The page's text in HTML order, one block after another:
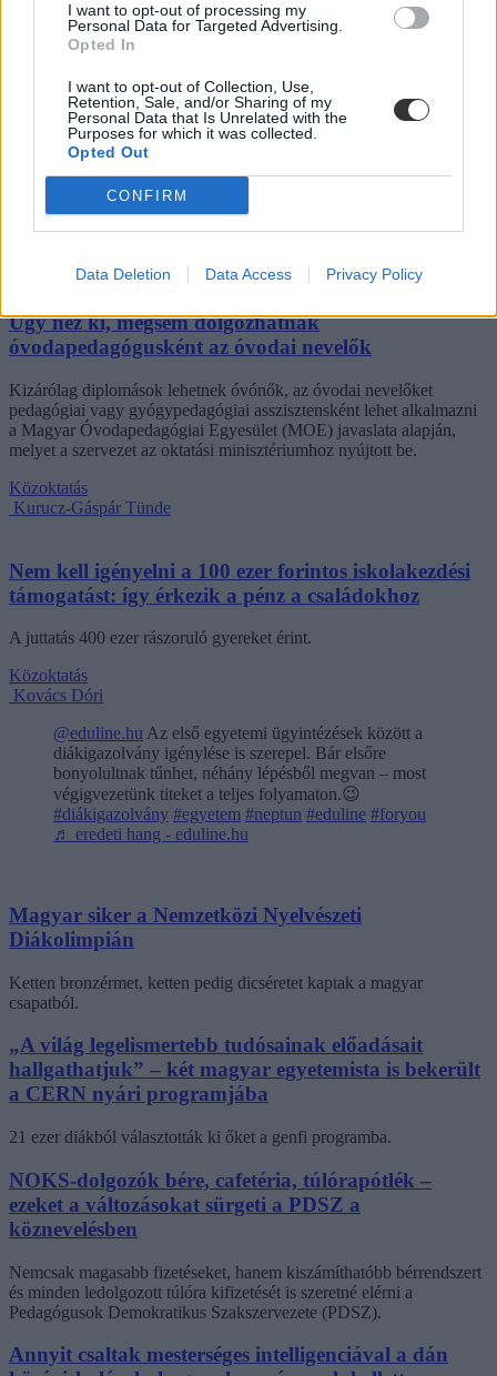
I want to opt-out of processing my
Personal Data for Targeted Advertising.
Opted In
I want to opt-out of Collection, Use,
Retention, Sale, and/or Sharing of my
Personal Data that Is Unrelated with the
Purposes for which it was collected.
Opted Out
CONFIRM
Data Deletion Data Access Privacy Policy
Lannert Judit: Rugalmasabb napkezdés, hosszabb
szünetek és több mozgás jöhet az alsó tagozatokban
szeptembertől
Tizennégy pontos szakmai javaslatcsomagot kaptak az általános
iskolák, amelynek célja, hogy csökkenjen az alsó tagozatos diákok
terhelése, és több idő jusson mozgásra, kreatív tevékenységekre,
valamint tapasztalati tanulásra. Az intézmények már a 2026/2027-es
tanévtől alkalmazhatják az ajánlásokat – írta Facebook-oldalán
Lannert Judit oktatási miniszter.
Kurucz-Gáspár Tünde
Úgy néz ki, mégsem dolgozhatnak
óvodapedagógusként az óvodai nevelők
Kizárólag diplomások lehetnek óvónők, az óvodai nevelőket
pedagógiai vagy gyógypedagógiai asszisztensként lehet alkalmazni
a Magyar Óvodapedagógiai Egyesület (MOE) javaslata alapján,
melyet a szervezet az oktatási minisztériumhoz nyújtott be.
Közoktatás
Kurucz-Gáspár Tünde
Nem kell igényelni a 100 ezer forintos iskolakezdési
támogatást: így érkezik a pénz a családokhoz
A juttatás 400 ezer rászoruló gyereket érint.
Közoktatás
Kovács Dóri
@eduline.hu Az első egyetemi ügyintézések között a
diákigazolvány igénylése is szerepel. Bár elsőre
bonyolultnak tűnhet, néhány lépésből megvan – most
végigvezetünk titeket a teljes folyamaton.😉
#diákigazolvány #egyetem #neptun #eduline #foryou
♬ eredeti hang - eduline.hu
Magyar siker a Nemzetközi Nyelvészeti
Diákolimpián
Ketten bronzérmet, ketten pedig dicséretet kaptak a magyar
csapatból.
„A világ legelismertebb tudósainak előadásait
hallgathatjuk” – két magyar egyetemista is bekerült
a CERN nyári programjába
21 ezer diákból választották ki őket a genfi programba.
NOKS-dolgozók bére, cafetéria, túlórapótlék –
ezeket a változásokat sürgeti a PDSZ a
köznevelésben
Nemcsak magasabb fizetéseket, hanem kiszámíthatóbb bérrendszert
és minden ledolgozott túlóra kifizetését is szeretné elérni a
Pedagógusok Demokratikus Szakszervezete (PDSZ).
Annyit csaltak mesterséges intelligenciával a dán